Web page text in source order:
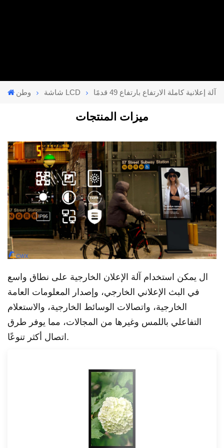
وطن شاشة LCD آلة إعلانية كاملة الارتفاع بارتفاع 49 قدمًا
ميزات المنتجات
ال يمكن استخدام آلة الإعلان الخارجية على نطاق واسع
في البث الإعلاني الخارجي، وإصدار المعلومات العامة
الخارجية، واتصالات الوسائط الخارجية، والاستعلام
التفاعلي باللمس وغيرها من المجالات، مما يوفر طرق
اتصال أكثر تنوعًا.